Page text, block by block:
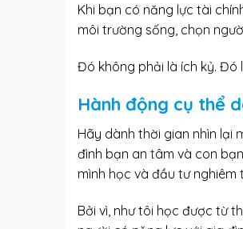
Khi bạn có năng lực tài
môi trường sống, chọn
Đó không phải là ích kỷ. Đó
Hành động cụ thể
Hãy dành thời gian nhìn lại
đình bạn an tâm và con
mình học và đầu tư nghiêm
Bởi vì, như tôi học được từ